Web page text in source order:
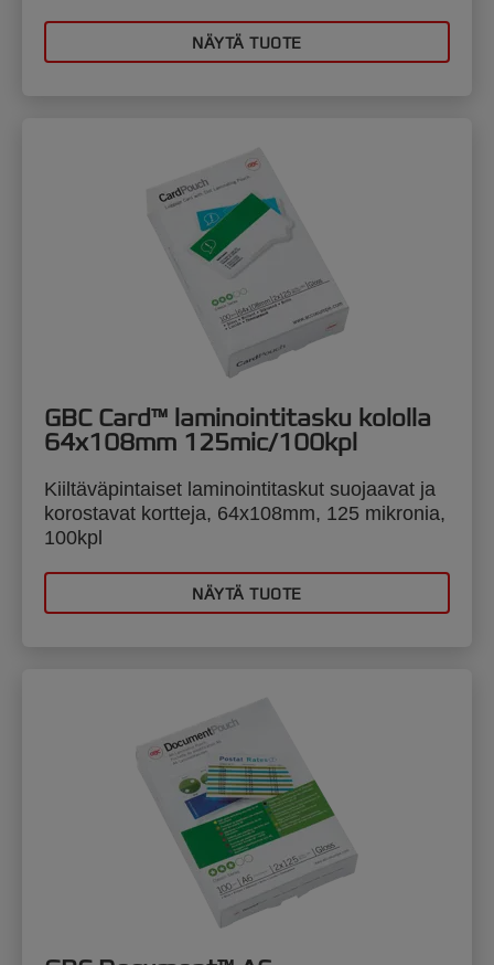
NÄYTÄ TUOTE
GBC Card™ laminointitasku kololla
64x108mm 125mic/100kpl
Kiiltäväpintaiset laminointitaskut suojaavat ja
korostavat kortteja, 64x108mm, 125 mikronia,
100kpl
NÄYTÄ TUOTE